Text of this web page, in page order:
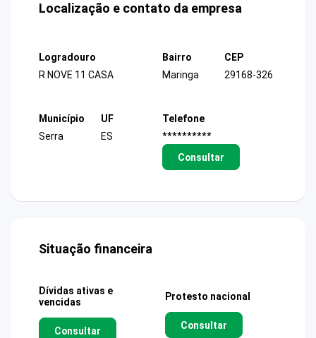
Localização e contato da empresa
Logradouro
R NOVE 11 CASA
Bairro
Maringa
CEP
29168-326
Município
Serra
UF
ES
Telefone
**********
Consultar
Situação financeira
Dívidas ativas e
vencidas
Consultar
Protesto nacional
Consultar